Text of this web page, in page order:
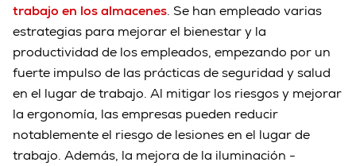
trabajo en los almacenes. Se han empleado varias
estrategias para mejorar el bienestar y la
productividad de los empleados, empezando por un
fuerte impulso de las prácticas de seguridad y salud
en el lugar de trabajo. Al mitigar los riesgos y mejorar
la ergonomía, las empresas pueden reducir
notablemente el riesgo de lesiones en el lugar de
trabajo. Además, la mejora de la iluminación -